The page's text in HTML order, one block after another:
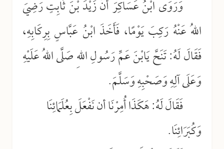
وَرَوَى ابْنُ عَسَاكِرَ أَنَّ زَيْدَ بْنَ ثَابِتٍ رَضِيَ
اللهُ عَنْهُ رَكِبَ يَوْمًا، فَأَخَذَ ابْنُ عَبَّاسٍ بِرِكَابِهِ،
فَقَالَ لَهُ: تَنَحَّ يَابْنَ عَمِّ رَسُولِ اللهِ صَلَّى اللهُ عَلَيْهِ
وَعَلَى آلِهِ وَصَحْبِهِ وَسَلَّمَ.
فَقَالَ لَهُ: هَكَذَا أُمِرْنَا أن نَفْعَلَ بِعُلَمَائِنَا
وَكُبَرَائِنَا.